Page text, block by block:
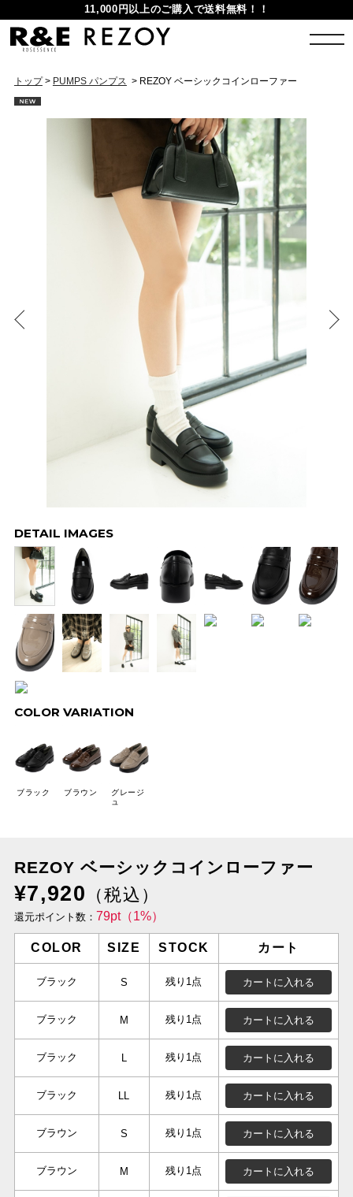
11,000円以上のご購入で送料無料！！
トップ > PUMPS パンプス > REZOY ベーシックコインローファー
DETAIL IMAGES
COLOR VARIATION
ブラック ブラウン
グレージ
ュ
REZOY ベーシックコインローファー
¥7,920 （税込）
還元ポイント数： 79pt（1%）
COLOR SIZE STOCK カート
ブラック S 残り1点 カートに入れる
ブラック M 残り1点 カートに入れる
ブラック L 残り1点 カートに入れる
ブラック LL 残り1点 カートに入れる
ブラウン S 残り1点 カートに入れる
ブラウン M 残り1点 カートに入れる